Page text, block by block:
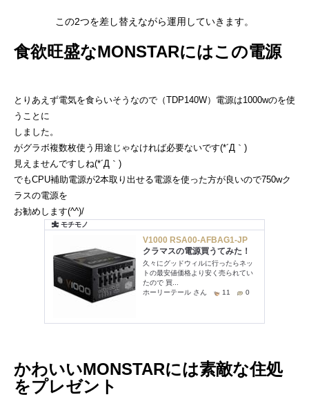
この2つを差し替えながら運用していきます。
食欲旺盛なMONSTARにはこの電源
とりあえず電気を食らいそうなので（TDP140W）電源は1000wのを使
うことに
しました。
がグラボ複数枚使う用途じゃなければ必要ないです(*´Д｀)
見えませんですしね(*´Д｀)
でもCPU補助電源が2本取り出せる電源を使った方が良いので750wク
ラスの電源を
お勧めします(^^)/
かわいいMONSTARには素敵な住処
をプレゼント